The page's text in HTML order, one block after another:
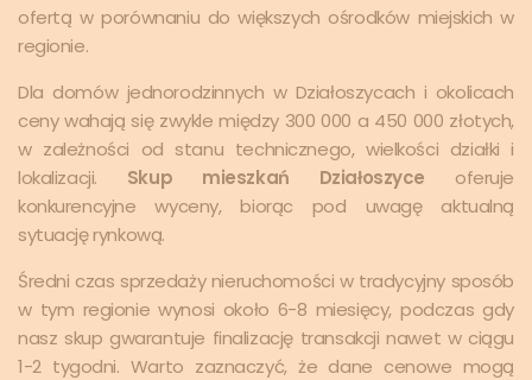
ofertą w porównaniu do większych ośrodków miejskich w
regionie.
Dla domów jednorodzinnych w Działoszycach i okolicach
ceny wahają się zwykle między 300 000 a 450 000 złotych,
w zależności od stanu technicznego, wielkości działki i
lokalizacji. Skup mieszkań Działoszyce oferuje
konkurencyjne wyceny, biorąc pod uwagę aktualną
sytuację rynkową.
Średni czas sprzedaży nieruchomości w tradycyjny sposób
w tym regionie wynosi około 6-8 miesięcy, podczas gdy
nasz skup gwarantuje finalizację transakcji nawet w ciągu
1-2 tygodni. Warto zaznaczyć, że dane cenowe mogą